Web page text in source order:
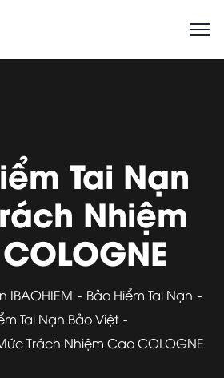
Tai Nạn
Nhiệm
IBAOHIEM
Bảo Hiểm Tai Nạn
Tai Nạn Bảo Việt
Trách Nhiệm Cao COLOGNE